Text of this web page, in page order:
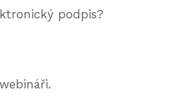
podpis?